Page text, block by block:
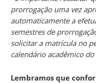
prorrogação uma vez
automaticamente a
semestres de
solicitar a matrícula no
calendário acadêmico do
Lembramos que